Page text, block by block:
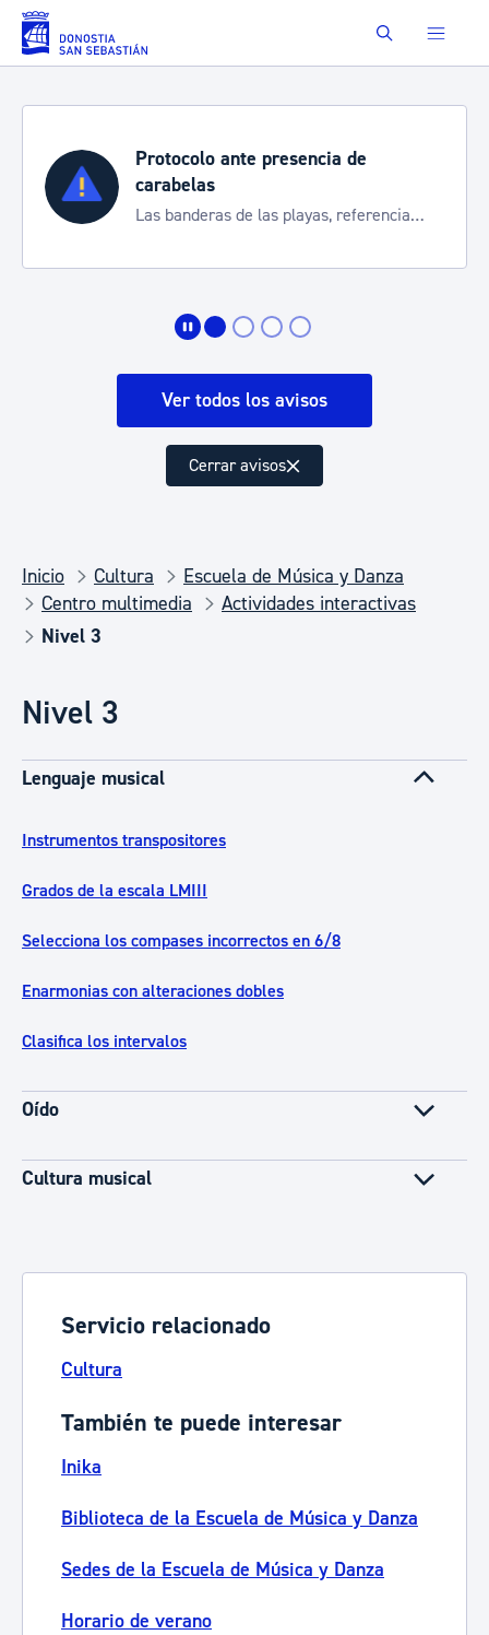
Saltar al contenido principal Buscar
Protocolo ante presencia de
carabelas
Las banderas de las playas, referencia
Ver todos los avisos
Cerrar avisos
Inicio Cultura
Escuela de Música y Danza
Centro multimedia
Actividades interactivas
Nivel 3
Nivel 3
Lenguaje musical
Instrumentos transpositores
Grados de la escala LMIII
Selecciona los compases incorrectos en 6/8
Enarmonias con alteraciones dobles
Clasifica los intervalos
Oído
Cultura musical
Servicio relacionado
Cultura
También te puede interesar
Inika
Biblioteca de la Escuela de Música y Danza
Sedes de la Escuela de Música y Danza
Horario de verano